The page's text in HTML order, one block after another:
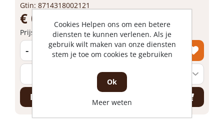
Gtin: 8714318002121
€ 0,50 incl. BTW
Prijs per 1 stuk
- +
Bestel nu!
Cookies Helpen ons om een betere
diensten te kunnen verlenen. Als je
gebruik wilt maken van onze diensten
stem je toe om cookies te gebruiken
Ok
Meer weten